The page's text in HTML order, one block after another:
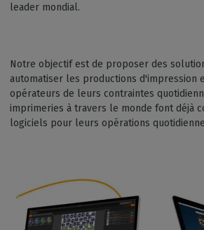
leader mondial.
Notre objectif est de proposer des
automatiser les productions d'impression
opérateurs de leurs contraintes
imprimeries à travers le monde font déjà
logiciels pour leurs opérations